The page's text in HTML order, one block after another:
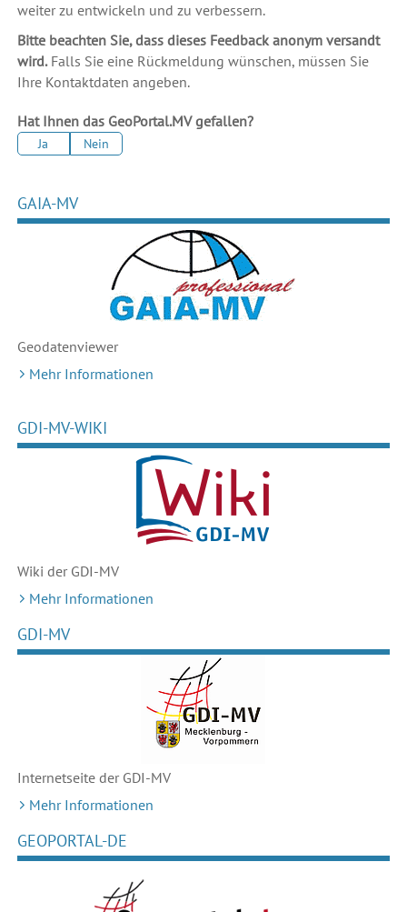
weiter zu entwickeln und zu verbessern.
Bitte beachten Sie, dass dieses Feedback anonym versandt
wird.Falls Sie eine Rückmeldung wünschen, müssen Sie
Ihre Kontaktdaten angeben.
Hat Ihnen das GeoPortal.MV gefallen?
Ja Nein
GAIA-MV
Geodatenviewer
Mehr Informationen
GDI-MV-WIKI
Wiki der GDI-MV
Mehr Informationen
GDI-MV
Internetseite der GDI-MV
Mehr Informationen
GEOPORTAL-DE